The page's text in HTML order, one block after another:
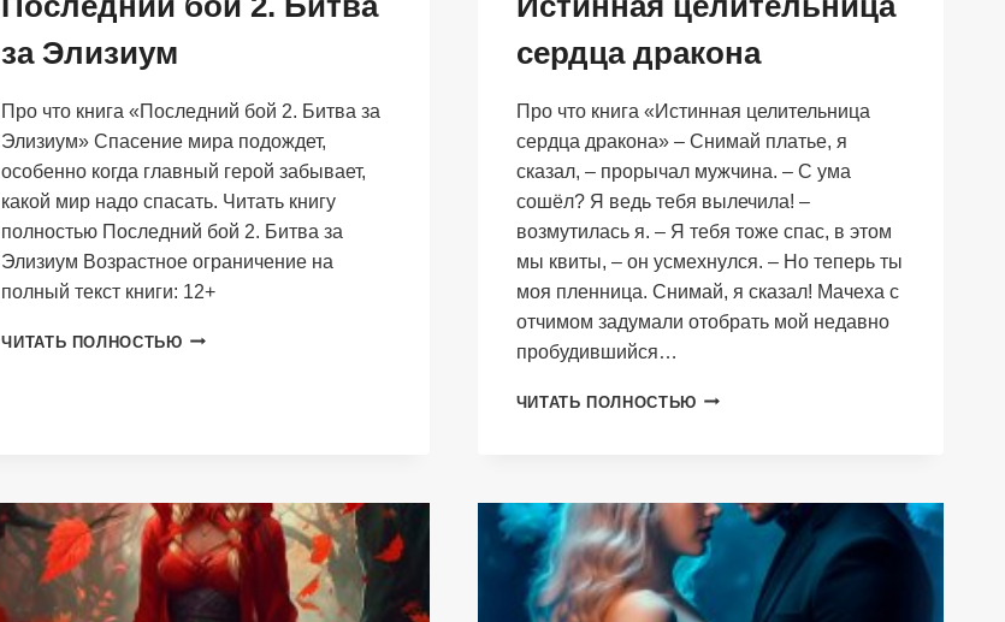
за Элизиум
Про что книга «Последний бой 2. Битва за
Элизиум» Спасение мира подождет,
особенно когда главный герой забывает,
какой мир надо спасать. Читать книгу
полностью Последний бой 2. Битва за
Элизиум Возрастное ограничение на
полный текст книги: 12+
ЧИТАТЬ ПОЛНОСТЬЮ ПОСЛЕДНИЙ
сердца дракона
Про что книга «Истинная целительница
сердца дракона» – Снимай платье, я
сказал, – прорычал мужчина. – С ума
сошёл? Я ведь тебя вылечила! –
возмутилась я. – Я тебя тоже спас, в этом
мы квиты, – он усмехнулся. – Но теперь ты
моя пленница. Снимай, я сказал! Мачеха с
отчимом задумали отобрать мой недавно
пробудившийся…
ЧИТАТЬ ПОЛНОСТЬЮ ИСТИННАЯ